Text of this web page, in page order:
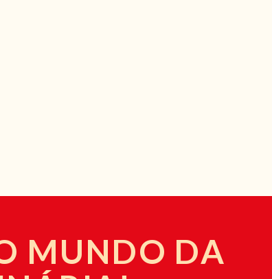
MUNDO DA